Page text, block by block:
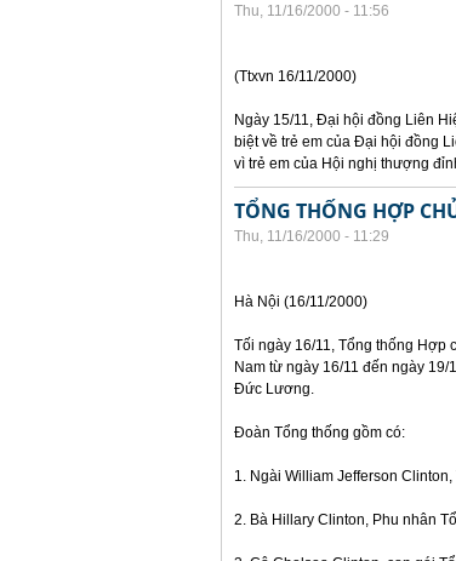
Thu, 11/16/2000 - 11:56
(Ttxvn 16/11/2000)
Ngày 15/11, Đại hội đồng Liên
biệt về trẻ em của Đại hội đồng
vì trẻ em của Hội nghị thượng
TỔNG THỐNG HỢP
Thu, 11/16/2000 - 11:29
Hà Nội (16/11/2000)
Tối ngày 16/11, Tổng thống Hợp
Nam từ ngày 16/11 đến ngày
Đức Lương.
Đoàn Tổng thống gồm có:
1. Ngài William Jefferson Clinton,
2. Bà Hillary Clinton, Phu nhân